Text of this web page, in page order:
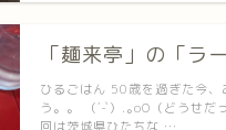
「麺来亭」の「ラ
ひるごはん 50歳を過ぎた今
う。。 （´-`）.｡oO（どうせ